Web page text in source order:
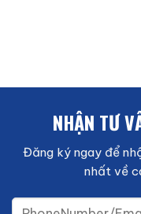
NHẬN TƯ
Đăng ký ngay để
nhất về